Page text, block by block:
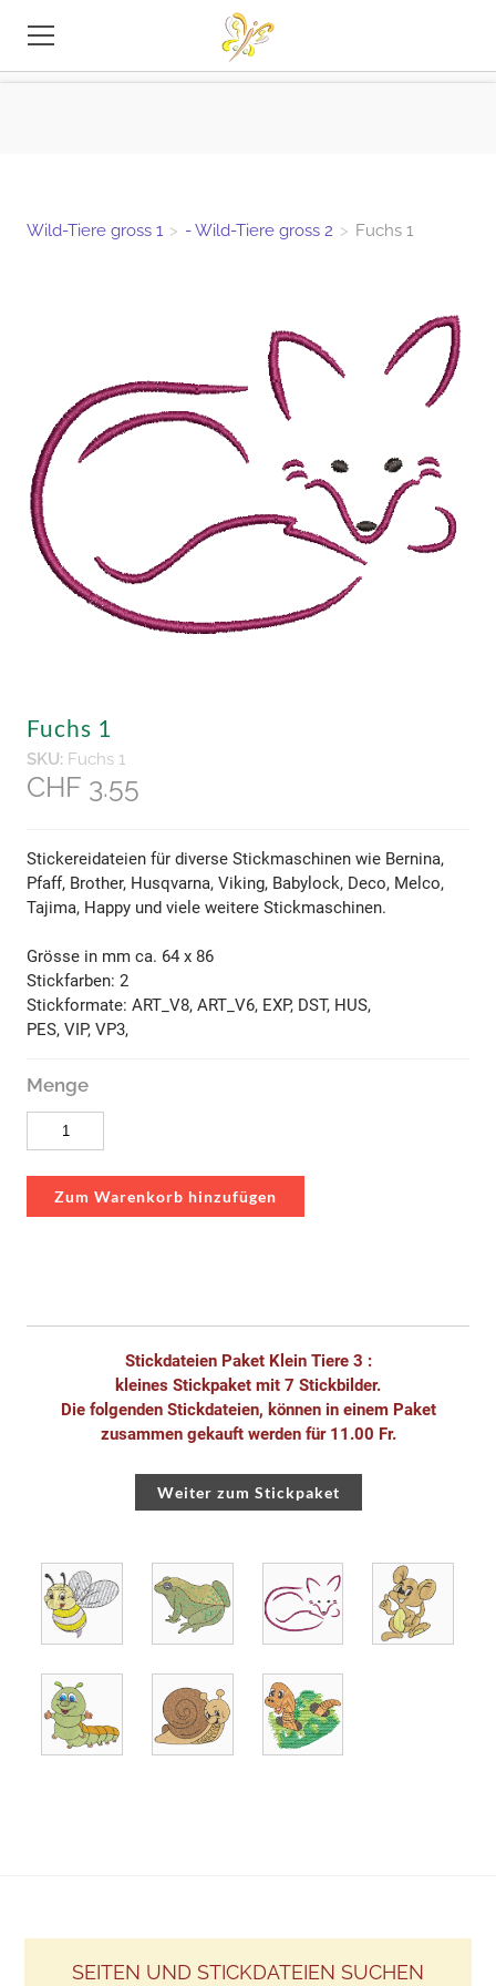
Wild-Tiere gross 1 > - Wild-Tiere gross 2 > Fuchs 1
Fuchs 1
SKU: Fuchs 1
CHF 3.55
Stickereidateien für diverse Stickmaschinen wie Bernina,
Pfaff, Brother, Husqvarna, Viking, Babylock, Deco, Melco,
Tajima, Happy und viele weitere Stickmaschinen.
Grösse in mm ca. 64 x 86
Stickfarben: 2
Stickformate: ART_V8, ART_V6, EXP, DST, HUS,
PES, VIP, VP3,
Menge
Zum Warenkorb hinzufügen
Stickdateien Paket Klein Tiere 3 :
kleines Stickpaket mit 7 Stickbilder.
Die folgenden Stickdateien, können in einem Paket
zusammen gekauft werden für 11.00 Fr.
Weiter zum ​Stickpaket
SEITEN UND STICKDATEIEN SUCHEN